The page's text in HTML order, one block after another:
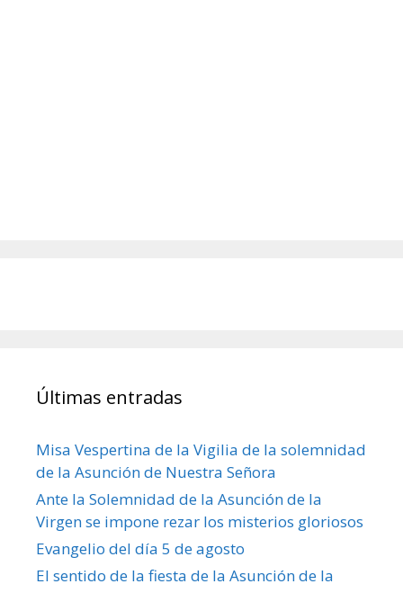
Últimas entradas
Misa Vespertina de la Vigilia de la solemnidad
de la Asunción de Nuestra Señora
Ante la Solemnidad de la Asunción de la
Virgen se impone rezar los misterios gloriosos
Evangelio del día 5 de agosto
El sentido de la fiesta de la Asunción de la